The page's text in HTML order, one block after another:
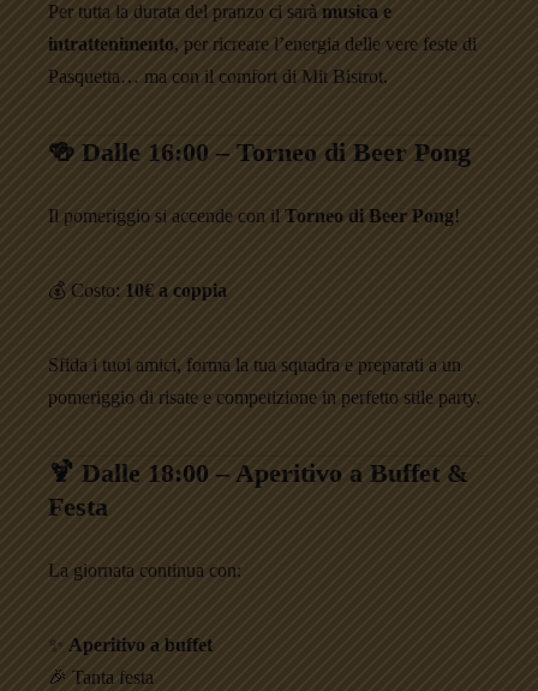
Per tutta la durata del pranzo ci sarà musica e
intrattenimento, per ricreare l’energia delle vere feste di
Pasquetta… ma con il comfort di Mit Bistrot.
🍻 Dalle 16:00 – Torneo di Beer Pong
Il pomeriggio si accende con il Torneo di Beer Pong!
💰 Costo: 10€ a coppia
Sfida i tuoi amici, forma la tua squadra e preparati a un
pomeriggio di risate e competizione in perfetto stile party.
🍹 Dalle 18:00 – Aperitivo a Buffet &
Festa
La giornata continua con:
✨ Aperitivo a buffet
🎉 Tanta festa